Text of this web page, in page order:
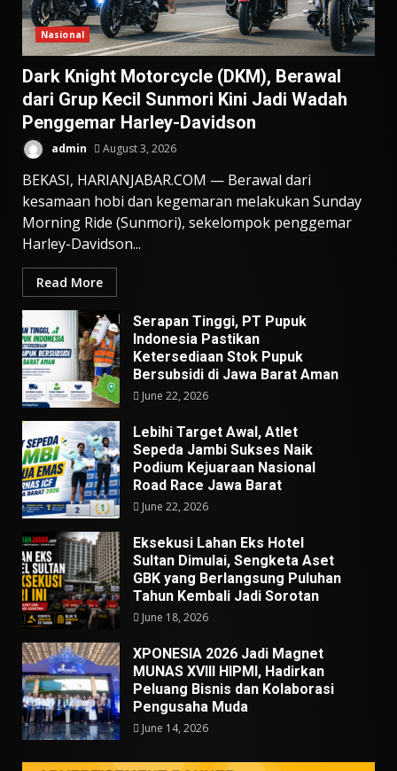
Nasional
Dark Knight Motorcycle (DKM), Berawal
dari Grup Kecil Sunmori Kini Jadi Wadah
Penggemar Harley-Davidson
admin August 3, 2026
BEKASI, HARIANJABAR.COM — Berawal dari
kesamaan hobi dan kegemaran melakukan Sunday
Morning Ride (Sunmori), sekelompok penggemar
Harley-Davidson...
Read More
Serapan Tinggi, PT Pupuk
Indonesia Pastikan
Ketersediaan Stok Pupuk
Bersubsidi di Jawa Barat Aman
June 22, 2026
Lebihi Target Awal, Atlet
Sepeda Jambi Sukses Naik
Podium Kejuaraan Nasional
Road Race Jawa Barat
June 22, 2026
Eksekusi Lahan Eks Hotel
Sultan Dimulai, Sengketa Aset
GBK yang Berlangsung Puluhan
Tahun Kembali Jadi Sorotan
June 18, 2026
XPONESIA 2026 Jadi Magnet
MUNAS XVIII HIPMI, Hadirkan
Peluang Bisnis dan Kolaborasi
Pengusaha Muda
June 14, 2026